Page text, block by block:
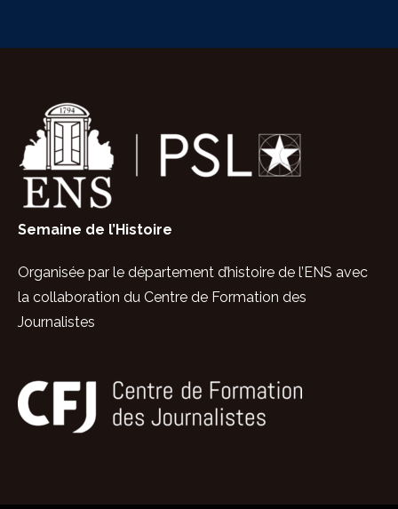
Semaine de l’Histoire
Organisée par le département d’histoire de l’ENS avec
la collaboration du Centre de Formation des
Journalistes